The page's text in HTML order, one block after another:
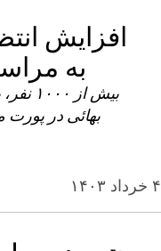
افزایش
به
بیش
بهائی در پورت
۴ خرداد ۱۴۰۳